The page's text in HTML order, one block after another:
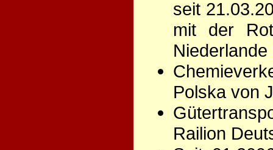
seit
mit der
Niederlande
Polska von
Railion